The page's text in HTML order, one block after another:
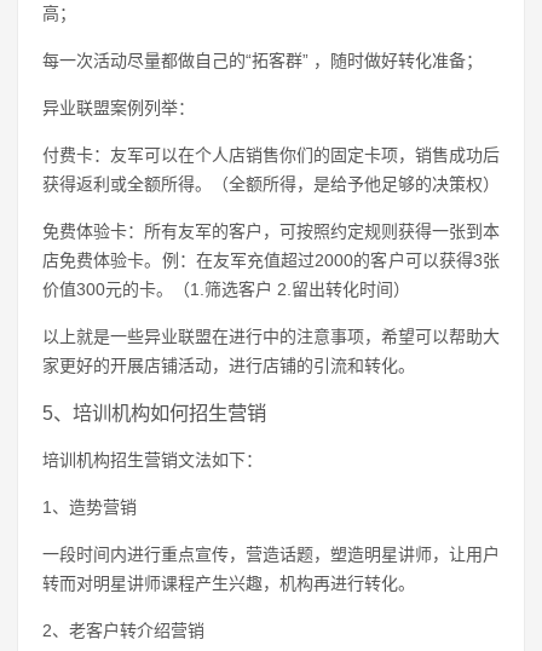
高；
每一次活动尽量都做自己的“拓客群” ，随时做好转化准备；
异业联盟案例列举：
付费卡：友军可以在个人店销售你们的固定卡项，销售成功后
获得返利或全额所得。（全额所得，是给予他足够的决策权）
免费体验卡：所有友军的客户，可按照约定规则获得一张到本
店免费体验卡。例：在友军充值超过2000的客户可以获得3张
价值300元的卡。（1.筛选客户 2.留出转化时间）
以上就是一些异业联盟在进行中的注意事项，希望可以帮助大
家更好的开展店铺活动，进行店铺的引流和转化。
5、培训机构如何招生营销
培训机构招生营销文法如下：
1、造势营销
一段时间内进行重点宣传，营造话题，塑造明星讲师，让用户
转而对明星讲师课程产生兴趣，机构再进行转化。
2、老客户转介绍营销